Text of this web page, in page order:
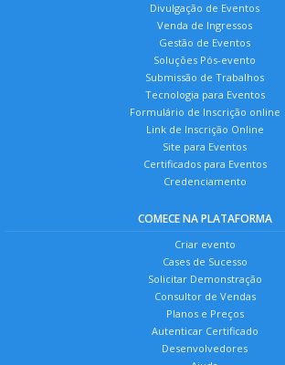
Divulgação de Eventos
Venda de Ingressos
Gestão de Eventos
Soluções Pós-evento
Submissão de Trabalhos
Tecnologia para Eventos
Formulário de Inscrição online
Link de Inscrição Online
Site para Eventos
Certificados para Eventos
Credenciamento
COMECE NA PLATAFORMA
Criar evento
Cases de Sucesso
Solicitar Demonstração
Consultor de Vendas
Planos e Preços
Autenticar Certificado
Desenvolvedores